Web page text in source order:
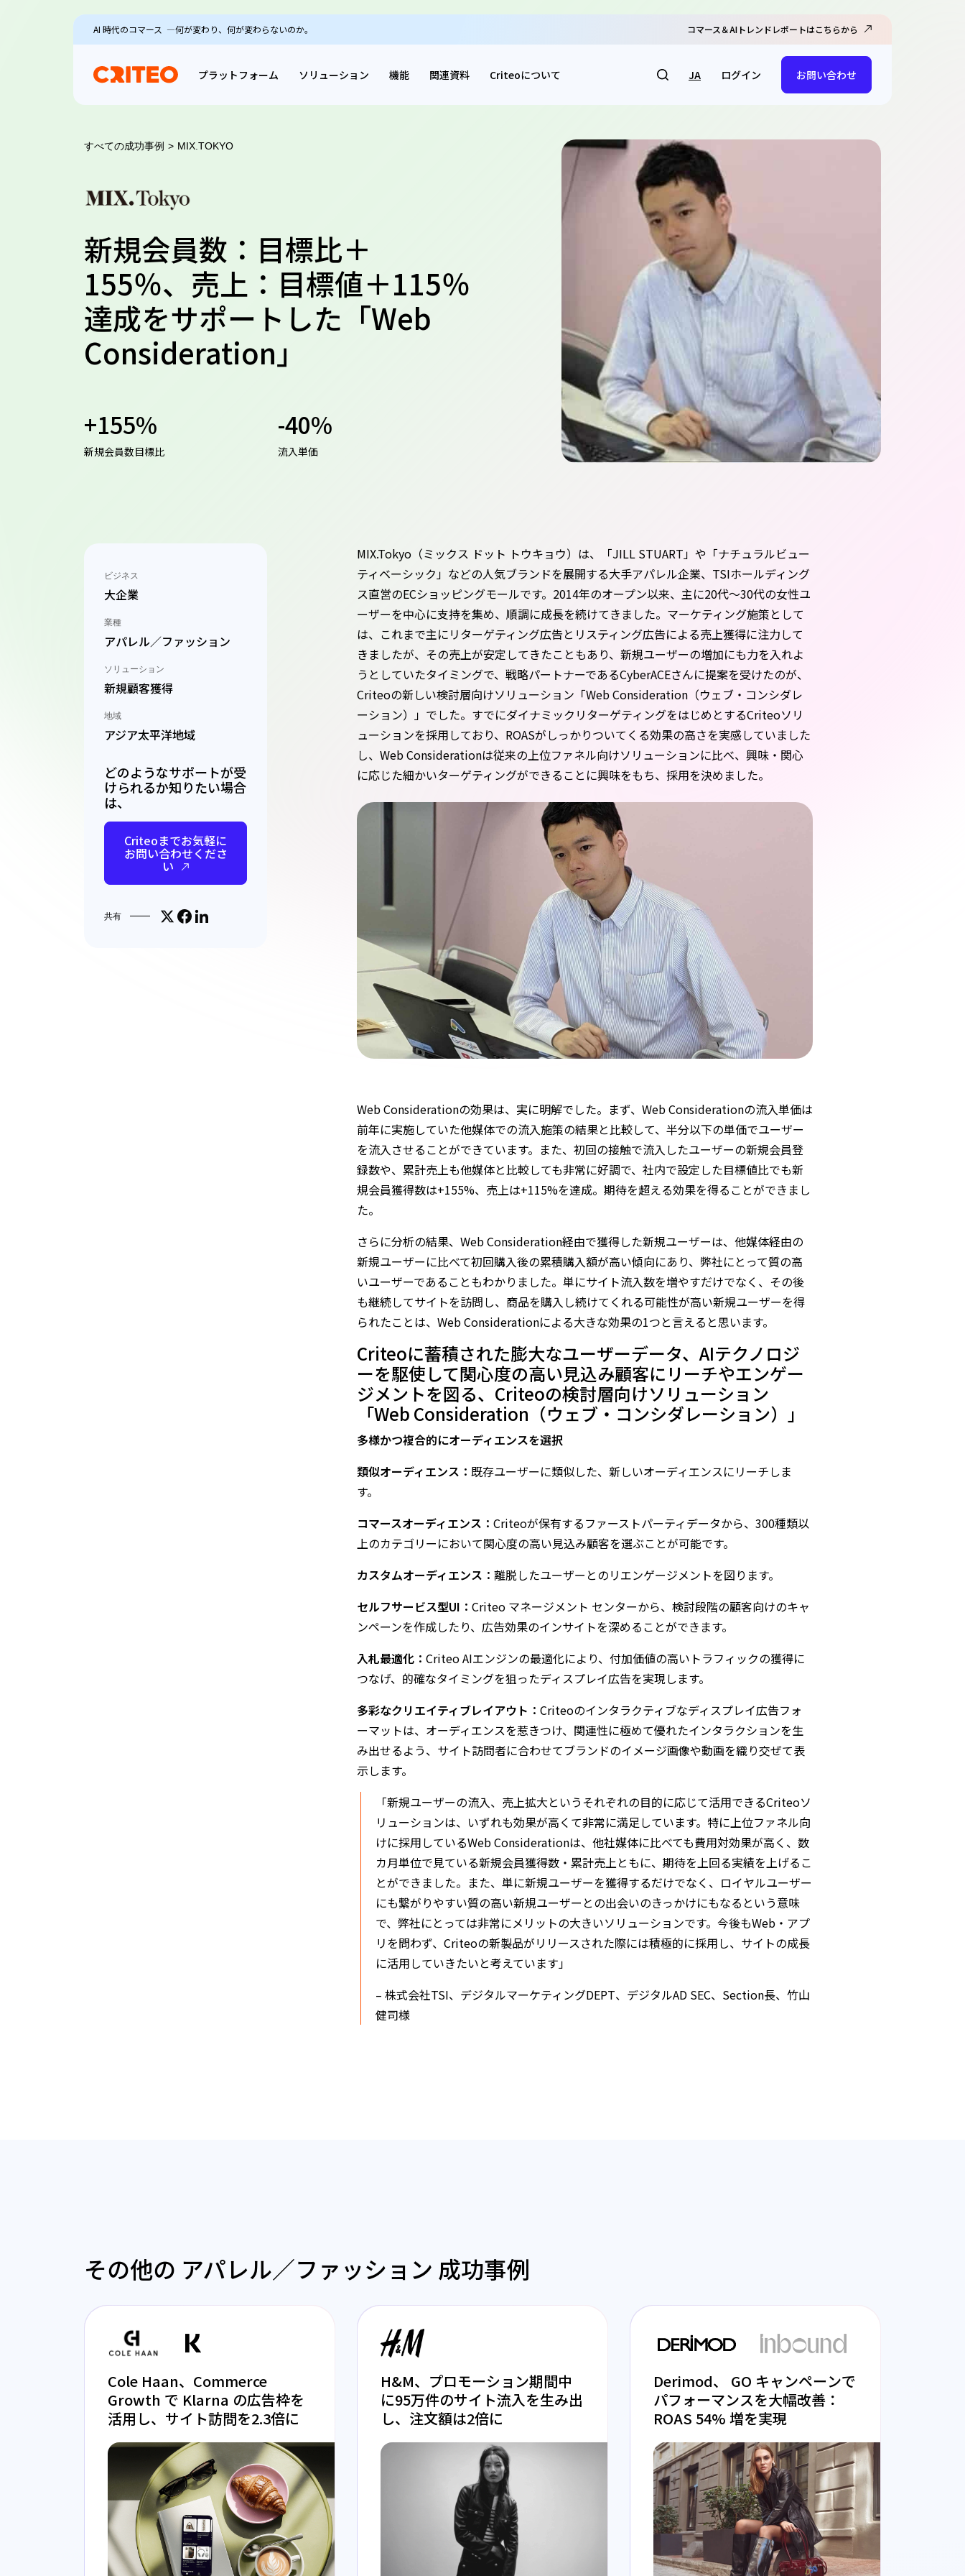
AI 時代のコマース ―何が変わり、何が変わらないのか。 コマース＆AIトレンドレポートはこちらから
プラットフォーム ソリューション 機能 関連資料 Criteoについて JA ログイン お問い合わせ
すべての成功事例 > MIX.TOKYO
新規会員数：目標比＋
155％、売上：目標値＋115％
達成をサポートした「Web
Consideration」
+155%
新規会員数目標比
-40%
流入単価
ビジネス
大企業
業種
アパレル／ファッション
ソリューション
新規顧客獲得
地域
アジア太平洋地域
どのようなサポートが受
けられるか知りたい場合
は、
Criteoまでお気軽に
お問い合わせくださ
い
共有 Share on X
Facebookでシェア
LinkedInで共有
MIX.Tokyo（ミックス ドット トウキョウ）は、「JILL STUART」や「ナチュラルビュー
ティベーシック」などの人気ブランドを展開する大手アパレル企業、TSIホールディング
ス直営のECショッピングモールです。2014年のオープン以来、主に20代～30代の女性ユ
ーザーを中心に支持を集め、順調に成長を続けてきました。マーケティング施策として
は、これまで主にリターゲティング広告とリスティング広告による売上獲得に注力して
きましたが、その売上が安定してきたこともあり、新規ユーザーの増加にも力を入れよ
うとしていたタイミングで、戦略パートナーであるCyberACEさんに提案を受けたのが、
Criteoの新しい検討層向けソリューション「Web Consideration（ウェブ・コンシダレ
ーション）」でした。すでにダイナミックリターゲティングをはじめとするCriteoソリ
ューションを採用しており、ROASがしっかりついてくる効果の高さを実感していました
し、Web Considerationは従来の上位ファネル向けソリューションに比べ、興味・関心
に応じた細かいターゲティングができることに興味をもち、採用を決めました。
Web Considerationの効果は、実に明解でした。まず、Web Considerationの流入単価は
前年に実施していた他媒体での流入施策の結果と比較して、半分以下の単価でユーザー
を流入させることができています。また、初回の接触で流入したユーザーの新規会員登
録数や、累計売上も他媒体と比較しても非常に好調で、社内で設定した目標値比でも新
規会員獲得数は+155%、売上は+115%を達成。期待を超える効果を得ることができまし
た。
さらに分析の結果、Web Consideration経由で獲得した新規ユーザーは、他媒体経由の
新規ユーザーに比べて初回購入後の累積購入額が高い傾向にあり、弊社にとって質の高
いユーザーであることもわかりました。単にサイト流入数を増やすだけでなく、その後
も継続してサイトを訪問し、商品を購入し続けてくれる可能性が高い新規ユーザーを得
られたことは、Web Considerationによる大きな効果の1つと言えると思います。
Criteoに蓄積された膨大なユーザーデータ、AIテクノロジ
ーを駆使して関心度の高い見込み顧客にリーチやエンゲー
ジメントを図る、Criteoの検討層向けソリューション
「Web Consideration（ウェブ・コンシダレーション）」
多様かつ複合的にオーディエンスを選択
類似オーディエンス： 既存ユーザーに類似した、新しいオーディエンスにリーチしま
す。
コマースオーディエンス： Criteoが保有するファーストパーティデータから、300種類以
上のカテゴリーにおいて関心度の高い見込み顧客を選ぶことが可能です。
カスタムオーディエンス： 離脱したユーザーとのリエンゲージメントを図ります。
セルフサービス型UI： Criteo マネージメント センターから、検討段階の顧客向けのキャ
ンペーンを作成したり、広告効果のインサイトを深めることができます。
入札最適化： Criteo AIエンジンの最適化により、付加価値の高いトラフィックの獲得に
つなげ、的確なタイミングを狙ったディスプレイ広告を実現します。
多彩なクリエイティブレイアウト： Criteoのインタラクティブなディスプレイ広告フォ
ーマットは、オーディエンスを惹きつけ、関連性に極めて優れたインタラクションを生
み出せるよう、サイト訪問者に合わせてブランドのイメージ画像や動画を織り交ぜて表
示します。
「新規ユーザーの流入、売上拡大というそれぞれの目的に応じて活用できるCriteoソ
リューションは、いずれも効果が高くて非常に満足しています。特に上位ファネル向
けに採用しているWeb Considerationは、他社媒体に比べても費用対効果が高く、数
カ月単位で見ている新規会員獲得数・累計売上ともに、期待を上回る実績を上げるこ
とができました。また、単に新規ユーザーを獲得するだけでなく、ロイヤルユーザー
にも繋がりやすい質の高い新規ユーザーとの出会いのきっかけにもなるという意味
で、弊社にとっては非常にメリットの大きいソリューションです。今後もWeb・アプ
リを問わず、Criteoの新製品がリリースされた際には積極的に採用し、サイトの成長
に活用していきたいと考えています」
– 株式会社TSI、デジタルマーケティングDEPT、デジタルAD SEC、Section長、竹山
健司様
その他の アパレル／ファッション 成功事例
Cole Haan、Commerce
Growth で Klarna の広告枠を
活用し、サイト訪問を2.3倍に
H&M、プロモーション期間中
に95万件のサイト流入を生み出
し、注文額は2倍に
Derimod、 GO キャンペーンで
パフォーマンスを大幅改善：
ROAS 54% 増を実現